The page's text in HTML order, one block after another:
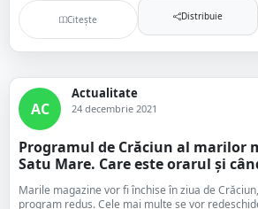
Citește Distribuie
AC
Actualitate
24 decembrie 2021
Programul de Crăciun al marilor
Satu Mare. Care este orarul și
Marile magazine vor fi închise în ziua de
program redus. Cele mai multe se vor